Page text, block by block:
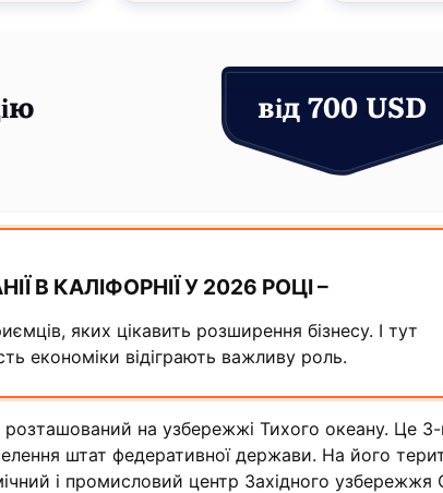
від 700 USD
В КАЛІФОРНІЇ У 2026 РОЦІ –
яких цікавить розширення бізнесу. І тут
економіки відіграють важливу роль.
розташований на узбережжі Тихого океану. Це
штат федеративної держави. На його
і промисловий центр Західного